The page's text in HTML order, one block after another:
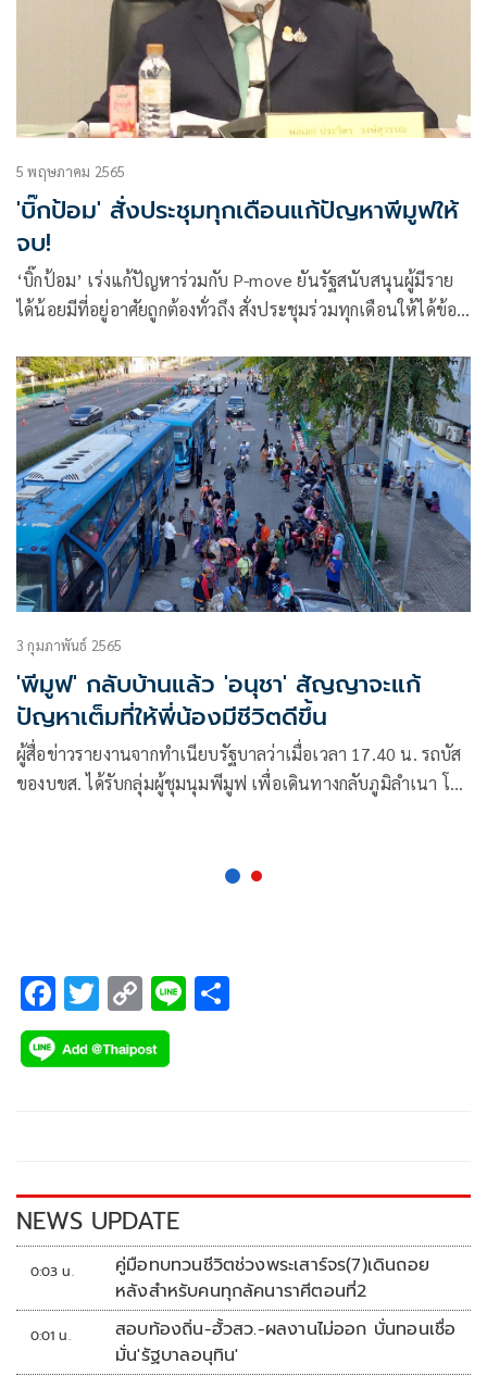
5 พฤษภาคม 2565
'บิ๊กป้อม' สั่งประชุมทุกเดือนแก้ปัญหาพีมูฟให้
จบ!
‘บิ๊กป้อม’ เร่งแก้ปัญหาร่วมกับ P-move ยันรัฐสนับสนุนผู้มีราย
ได้น้อยมีที่อยู่อาศัยถูกต้องทั่วถึง สั่งประชุมร่วมทุกเดือนให้ได้ข้อ
3 กุมภาพันธ์ 2565
'พีมูฟ' กลับบ้านแล้ว 'อนุชา' สัญญาจะแก้
ปัญหาเต็มที่ให้พี่น้องมีชีวิตดีขึ้น
ผู้สื่อข่าวรายงานจากทำเนียบรัฐบาลว่าเมื่อเวลา 17.40 น. รถบัส
ของบขส. ได้รับกลุ่มผู้ชุมนุมพีมูฟ เพื่อเดินทางกลับภูมิลำเนา โดย
F
ac
e
k
T
wi
tt
C
o
p
k
Li
NEWS UPDATE
0:03 น.
คู่มือทบทวนชีวิตช่วงพระเสาร์จร(7)เดินถอย
หลังสำหรับคนทุกลัคนาราศีตอนที่2
0:01 น.
สอบท้องถิ่น-ฮั้วสว.-ผลงานไม่ออก บั่นทอนเชื่อ
มั่น'รัฐบาลอนุทิน'